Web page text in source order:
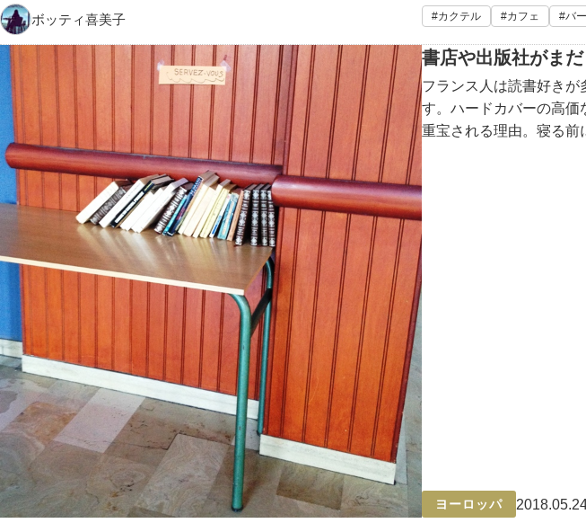
ボッティ喜美子 カクテル カフェ バー
書店や出版社がま
フランス人は読書好き
す。ハードカバーの高価
重宝される理由。寝る前
ヨーロッパ